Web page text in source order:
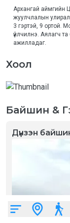
Архангай аймгийн
жуулчлалын
3 гэртэй, 9 ортой.
үйлчилнэ. Аялагч
ажилладаг.
Хоол
Байшин &
Дүнзэн